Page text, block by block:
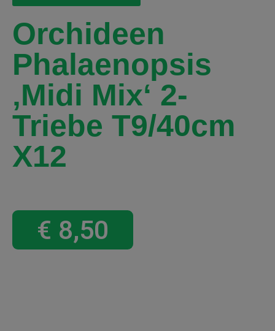
Orchideen
Phalaenopsis
‚midi Mix‘ 2-
Triebe T9/40cm
X12
€ 8,50